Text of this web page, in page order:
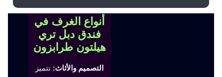
أنواع الغرف في
فندق دبل تري
هيلتون طرابزون
التصميم والأثاث: تتميز